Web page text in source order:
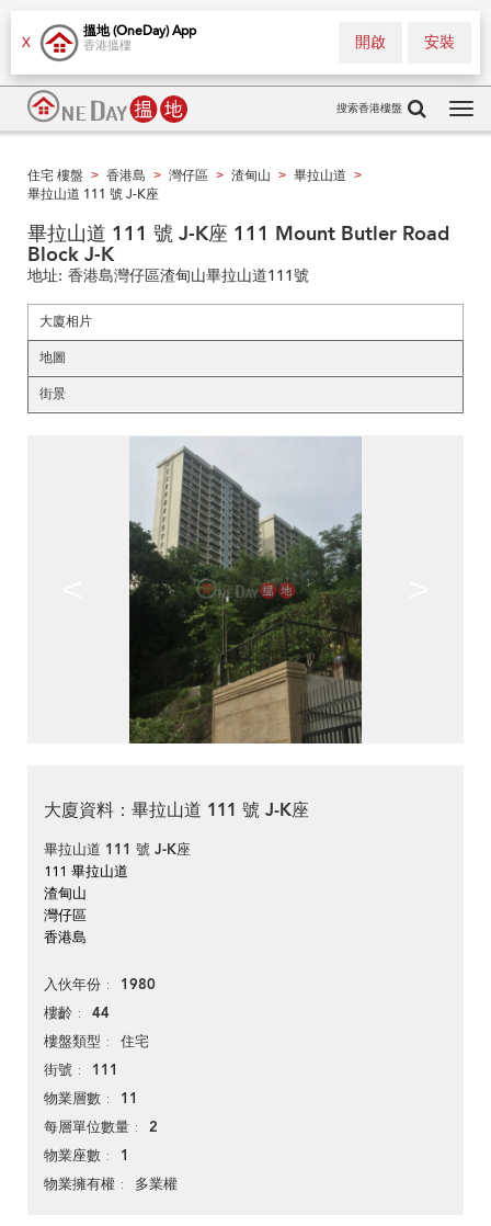
X
搵地 (OneDay) App
香港搵樓 安裝
開啟
搜索香港樓盤
住宅 樓盤 > 香港島 > 灣仔區 > 渣甸山 > 畢拉山道 >
畢拉山道 111 號 J-K座
畢拉山道 111 號 J-K座 111 Mount Butler Road
Block J-K
地址: 香港島灣仔區渣甸山畢拉山道111號
大廈相片
地圖
街景
大廈資料：畢拉山道 111 號 J-K座
畢拉山道 111 號 J-K座
111 畢拉山道
渣甸山
灣仔區
香港島
入伙年份 1980
樓齡 44
樓盤類型 住宅
街號 111
物業層數 11
每層單位數量 2
物業座數 1
物業擁有權 多業權